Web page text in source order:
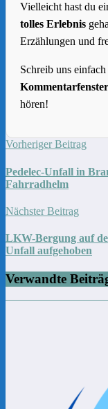
Vielleicht hast du
tolles Erlebnis
Erzählungen und
Schreib uns einfach
Kommentarfenster
hören!
Vorheriger Beitrag
Pedelec-Unfall in
Fahrradhelm
Nächster Beitrag
LKW-Bergung auf
Unfall aufgehoben
Verwandte